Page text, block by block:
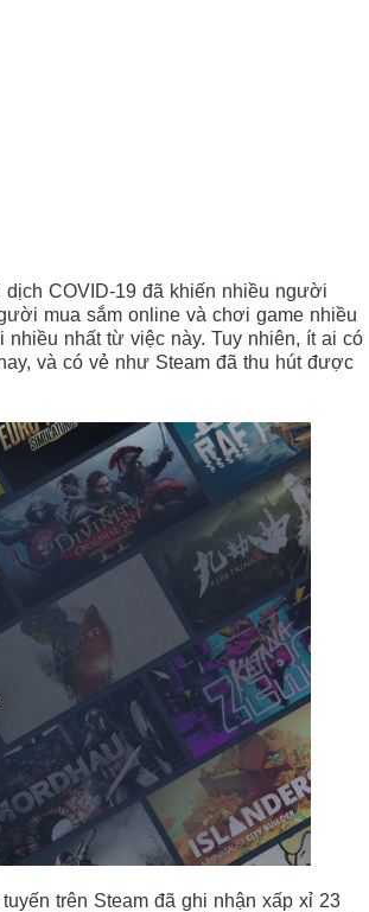
COVID-19 đã khiến nhiều người
mua sắm online và chơi game nhiều
nhất từ việc này. Tuy nhiên, ít ai có
và có vẻ như Steam đã thu hút được
trên Steam đã ghi nhận xấp xỉ 23